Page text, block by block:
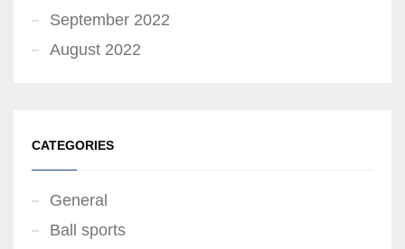
September 2022
August 2022
CATEGORIES
General
Ball sports